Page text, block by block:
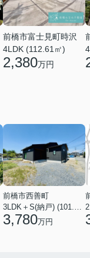
前橋市富士見町時沢
4LDK (112.61㎡)
2,380万円
前橋市西善町
3LDK＋S(納戸) (101.02㎡)
3,780万円